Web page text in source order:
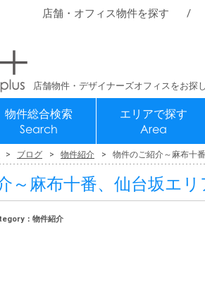
店舗物件・デザイナーズオフィスをお探
店舗・オフィス物件を探す
物件総合検索
Search
エリアで探す
Area
ブログ 物件紹介 物件のご紹介～麻布十
～麻布十番、仙台坂エリ
：物件紹介